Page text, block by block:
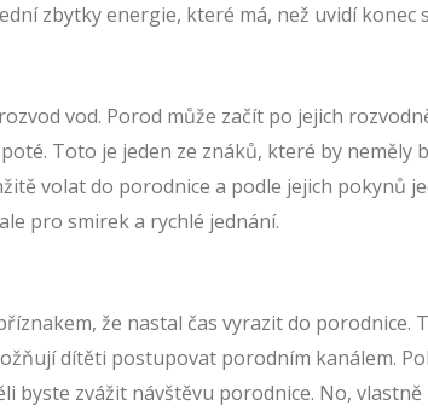
zbytky energie, které má, než uvidí konec
vod. Porod může začít po jejich
Toto je jeden ze znáků, které by neměly
volat do porodnice a podle jejich pokynů
pro smirek a rychlé jednání.
že nastal čas vyrazit do porodnice.
dítěti postupovat porodním kanálem.
byste zvážit návštěvu porodnice. No,